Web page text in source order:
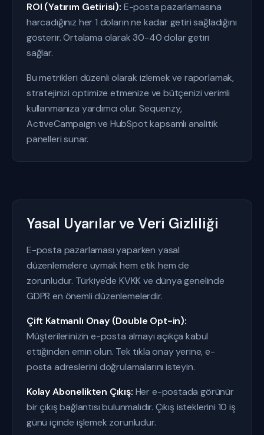
ROI (Yatırım Getirisi): E-posta pazarlamasına
harcadığınız her 1 doların ne kadar getiri sağladığını
gösterir. Ortalama olarak 30-40 dolar getiri
sağlar.
Bu metrikleri düzenli olarak izlemek ve raporlamak,
stratejinizi optimize etmenize ve bütçenizi verimli
kullanmanıza yardımcı olur. Sequenzy,
ActiveCampaign ve HubSpot kapsamlı analitik
panelleri sunar.
Yasal Uyarılar ve Veri Gizliliği
E-posta pazarlaması yaparken yasal
düzenlemelere uymak hem etik hem de
zorunludur. Türkiye'de KVKK ve dünya genelinde
GDPR en önemli düzenlemelerdir.
Çift Katmanlı Onay (Double Opt-in):
Müşterilerinizin e-posta almayı açıkça kabul
ettiğinden emin olun. Tek tıkla onay yerine, e-
posta adreslerini doğrulamalarını isteyin.
Kolay Abonelikten Çıkış: Her e-postada görünür
bir çıkış bağlantısı bulunmalıdır. Çıkış isteklerini 10 iş
günü içinde işlemek zorunludur.